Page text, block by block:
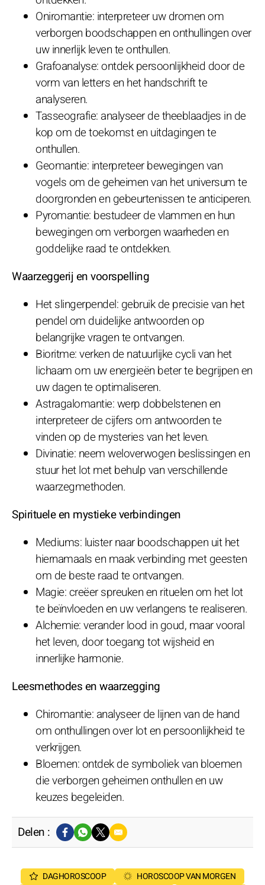
Oniromantie: interpreteer uw dromen om
verborgen boodschappen en onthullingen over
uw innerlijk leven te onthullen.
Grafoanalyse: ontdek persoonlijkheid door de
vorm van letters en het handschrift te
analyseren.
Tasseografie: analyseer de theeblaadjes in de
kop om de toekomst en uitdagingen te
onthullen.
Geomantie: interpreteer bewegingen van
vogels om de geheimen van het universum te
doorgronden en gebeurtenissen te anticiperen.
Pyromantie: bestudeer de vlammen en hun
bewegingen om verborgen waarheden en
goddelijke raad te ontdekken.
Waarzeggerij en voorspelling
Het slingerpendel: gebruik de precisie van het
pendel om duidelijke antwoorden op
belangrijke vragen te ontvangen.
Bioritme: verken de natuurlijke cycli van het
lichaam om uw energieën beter te begrijpen en
uw dagen te optimaliseren.
Astragalomantie: werp dobbelstenen en
interpreteer de cijfers om antwoorden te
vinden op de mysteries van het leven.
Divinatie: neem weloverwogen beslissingen en
stuur het lot met behulp van verschillende
waarzegmethoden.
Spirituele en mystieke verbindingen
Mediums: luister naar boodschappen uit het
hiernamaals en maak verbinding met geesten
om de beste raad te ontvangen.
Magie: creëer spreuken en rituelen om het lot
te beïnvloeden en uw verlangens te realiseren.
Alchemie: verander lood in goud, maar vooral
het leven, door toegang tot wijsheid en
innerlijke harmonie.
Leesmethodes en waarzegging
Chiromantie: analyseer de lijnen van de hand
om onthullingen over lot en persoonlijkheid te
verkrijgen.
Bloemen: ontdek de symboliek van bloemen
die verborgen geheimen onthullen en uw
keuzes begeleiden.
Delen :
DAGHOROSCOOP
HOROSCOOP VAN MORGEN